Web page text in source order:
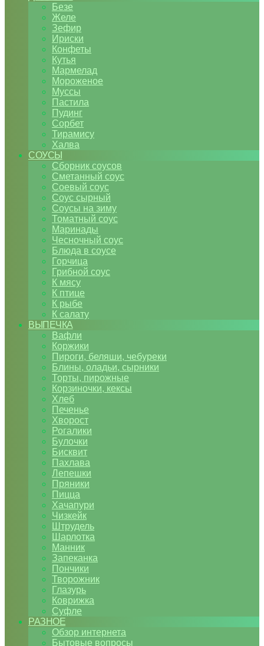
Безе
Желе
Зефир
Ириски
Конфеты
Кутья
Мармелад
Мороженое
Муссы
Пастила
Пудинг
Сорбет
Тирамису
Халва
СОУСЫ
Сборник соусов
Сметанный соус
Соевый соус
Соус сырный
Соусы на зиму
Томатный соус
Маринады
Чесночный соус
Блюда в соусе
Горчица
Грибной соус
К мясу
К птице
К рыбе
К салату
ВЫПЕЧКА
Вафли
Коржики
Пироги, беляши, чебуреки
Блины, оладьи, сырники
Торты, пирожные
Корзиночки, кексы
Хлеб
Печенье
Хворост
Рогалики
Булочки
Бисквит
Пахлава
Лепешки
Пряники
Пицца
Хачапури
Чизкейк
Штрудель
Шарлотка
Манник
Запеканка
Пончики
Творожник
Глазурь
Коврижка
Суфле
РАЗНОЕ
Обзор интернета
Бытовые вопросы